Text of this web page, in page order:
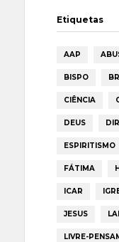
Etiquetas
AAP
BISPO
CIÊNCIA
DEUS
ESPIRITISMO
FÁTIMA
ICAR
JESUS
LIVRE-